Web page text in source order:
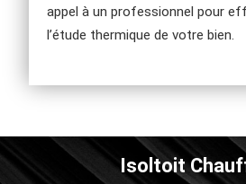
appel à un professionnel pour
l’étude thermique de votre bien.
Isoltoit